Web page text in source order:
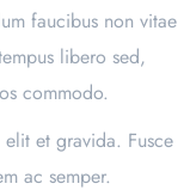
faucibus non vitae
libero sed,
commodo.
et gravida. Fusce
ac semper.